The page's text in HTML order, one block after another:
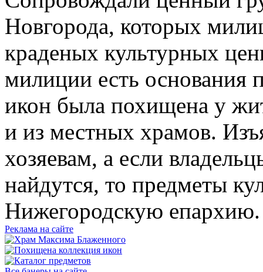
Новгорода, которых
краденых культурных
милиции есть основания
икон была похищена у
и из местных храмов.
хозяевам, а если
найдутся, то предметы
Нижегородскую епархию.
Реклама на сайте